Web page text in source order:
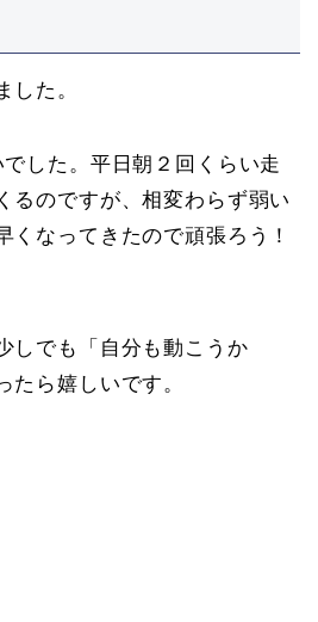
した。
した。平日朝２回くらい走
るのですが、相変わらず弱い
くなってきたので頑張ろう！
しでも「自分も動こうか
たら嬉しいです。